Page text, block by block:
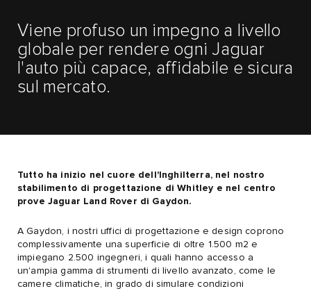
Viene profuso un impegno a livello
globale per rendere ogni Jaguar
l'auto più capace, affidabile e sicura
sul mercato.
Tutto ha inizio nel cuore dell'Inghilterra, nel nostro
stabilimento di progettazione di Whitley e nel centro
prove Jaguar Land Rover di Gaydon.
A Gaydon, i nostri uffici di progettazione e design coprono
complessivamente una superficie di oltre 1.500 m2 e
impiegano 2.500 ingegneri, i quali hanno accesso a
un'ampia gamma di strumenti di livello avanzato, come le
camere climatiche, in grado di simulare condizioni